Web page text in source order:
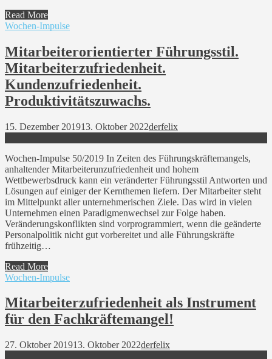
Read More
Wochen-Impulse
Mitarbeiterorientierter Führungsstil.
Mitarbeiterzufriedenheit.
Kundenzufriedenheit.
Produktivitätszuwachs.
15. Dezember 201913. Oktober 2022derfelix
Wochen-Impulse 50/2019 In Zeiten des Führungskräftemangels,
anhaltender Mitarbeiterunzufriedenheit und hohem
Wettbewerbsdruck kann ein veränderter Führungsstil Antworten und
Lösungen auf einiger der Kernthemen liefern. Der Mitarbeiter steht
im Mittelpunkt aller unternehmerischen Ziele. Das wird in vielen
Unternehmen einen Paradigmenwechsel zur Folge haben.
Veränderungskonflikten sind vorprogrammiert, wenn die geänderte
Personalpolitik nicht gut vorbereitet und alle Führungskräfte
frühzeitig…
Read More
Wochen-Impulse
Mitarbeiterzufriedenheit als Instrument
für den Fachkräftemangel!
27. Oktober 201913. Oktober 2022derfelix